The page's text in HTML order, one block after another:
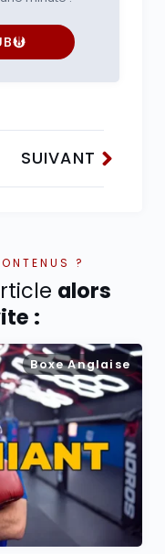
SUIVANT
?
alors
:
Boxe Anglaise